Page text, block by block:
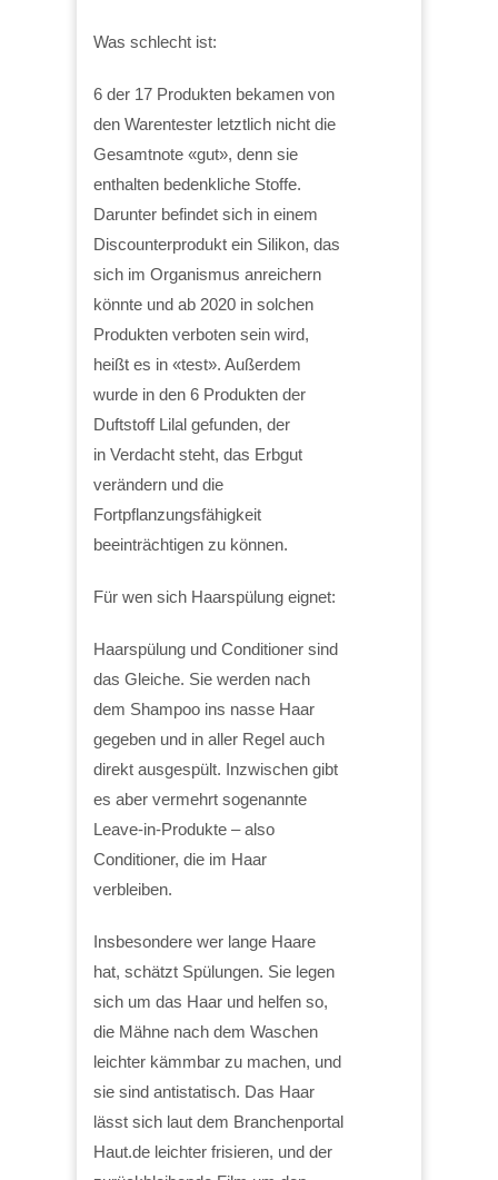
Was schlecht ist:
6 der 17 Produkten bekamen von
den Warentester letztlich nicht die
Gesamtnote «gut», denn sie
enthalten bedenkliche Stoffe.
Darunter befindet sich in einem
Discounterprodukt ein Silikon, das
sich im Organismus anreichern
könnte und ab 2020 in solchen
Produkten verboten sein wird,
heißt es in «test». Außerdem
wurde in den 6 Produkten der
Duftstoff Lilal gefunden, der
in Verdacht steht, das Erbgut
verändern und die
Fortpflanzungsfähigkeit
beeinträchtigen zu können.
Für wen sich Haarspülung eignet:
Haarspülung und Conditioner sind
das Gleiche. Sie werden nach
dem Shampoo ins nasse Haar
gegeben und in aller Regel auch
direkt ausgespült. Inzwischen gibt
es aber vermehrt sogenannte
Leave-in-Produkte – also
Conditioner, die im Haar
verbleiben.
Insbesondere wer lange Haare
hat, schätzt Spülungen. Sie legen
sich um das Haar und helfen so,
die Mähne nach dem Waschen
leichter kämmbar zu machen, und
sie sind antistatisch. Das Haar
lässt sich laut dem Branchenportal
Haut.de leichter frisieren, und der